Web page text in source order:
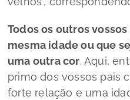
Todos os outros
mesma idade ou que
uma outra cor. Aqui,
primo dos vossos pais
forte relação e uma